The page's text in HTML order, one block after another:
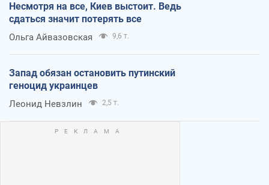
Несмотря на все, Киев выстоит. Ведь
сдаться значит потерять все
Ольга Айвазовская 9,6 т.
Запад обязан остановить путинский
геноцид украинцев
Леонид Невзлин 2,5 т.